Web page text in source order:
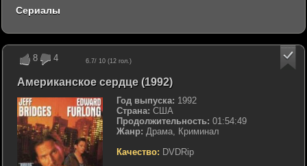
8 4 6.7/ 10 (12 гол.)
Американское сердце (1992)
Год выпуска: 1992
Страна: США
Продолжительность: 01:54:49
Жанр: Драма, Криминал
Качество: DVDRip
Сериалы